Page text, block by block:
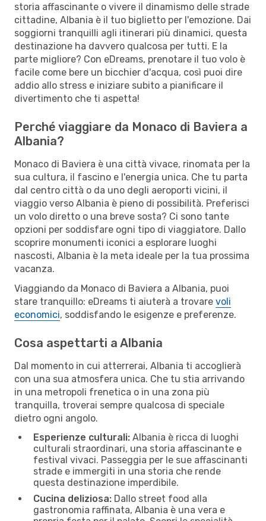
storia affascinante o vivere il dinamismo delle strade
cittadine, Albania è il tuo biglietto per l'emozione. Dai
soggiorni tranquilli agli itinerari più dinamici, questa
destinazione ha davvero qualcosa per tutti. E la
parte migliore? Con eDreams, prenotare il tuo volo è
facile come bere un bicchier d'acqua, così puoi dire
addio allo stress e iniziare subito a pianificare il
divertimento che ti aspetta!
Perché viaggiare da Monaco di Baviera a
Albania?
Monaco di Baviera è una città vivace, rinomata per la
sua cultura, il fascino e l'energia unica. Che tu parta
dal centro città o da uno degli aeroporti vicini, il
viaggio verso Albania è pieno di possibilità. Preferisci
un volo diretto o una breve sosta? Ci sono tante
opzioni per soddisfare ogni tipo di viaggiatore. Dallo
scoprire monumenti iconici a esplorare luoghi
nascosti, Albania è la meta ideale per la tua prossima
vacanza.
Viaggiando da Monaco di Baviera a Albania, puoi
stare tranquillo: eDreams ti aiuterà a trovare voli
economici, soddisfando le esigenze e preferenze.
Cosa aspettarti a Albania
Dal momento in cui atterrerai, Albania ti accoglierà
con una sua atmosfera unica. Che tu stia arrivando
in una metropoli frenetica o in una zona più
tranquilla, troverai sempre qualcosa di speciale
dietro ogni angolo.
Esperienze culturali: Albania è ricca di luoghi
culturali straordinari, una storia affascinante e
festival vivaci. Passeggia per le sue affascinanti
strade e immergiti in una storia che rende
questa destinazione imperdibile.
Cucina deliziosa: Dallo street food alla
gastronomia raffinata, Albania è una vera e